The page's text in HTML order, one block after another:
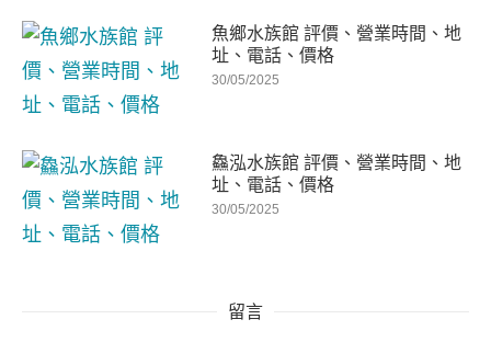
魚鄉水族館 評價、營業時間、地
址、電話、價格
30/05/2025
鱻泓水族館 評價、營業時間、地
址、電話、價格
30/05/2025
留言